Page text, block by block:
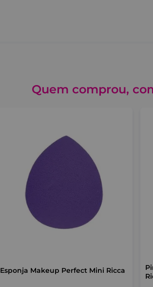
Quem comprou,
Esponja Makeup Perfect Mini Ricca